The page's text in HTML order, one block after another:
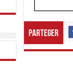
Parteger